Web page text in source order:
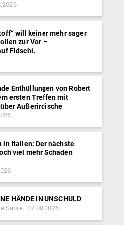
will keiner mehr sagen
zur Vor –
Fidschi.
Enthüllungen von Robert
ersten Treffen mit
Außerirdische
in Italien: Der nächste
viel mehr Schaden
HÄNDE IN UNSCHULD
Satire 07.08.2026